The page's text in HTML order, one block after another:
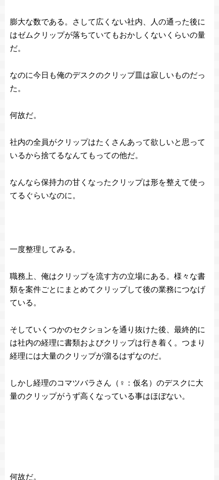
膨大な数である。さして広くない社内、人の通った後に
はゼムクリップが落ちていてもおかしくないくらいの量
だ。
なのに今日も俺のデスクのクリップ皿は寂しいものだっ
た。
何故だ。
社内の全員がクリップはたくさんあって欲しいと思って
いるから捨てるなんてもっての他だ。
なんなら保持力の甘くなったクリップは形を整えて使っ
てるぐらいなのに。
一度整理してみる。
職務上、俺はクリップを流す方の立場にある。様々な書
類を案件ごとにまとめてクリップして後の業務につなげ
ている。
そしていくつかのセクションを通り抜けた後、最終的に
は社内の経理に書類およびクリップは行き着く。つまり
経理には大量のクリップが溜るはずなのだ。
しかし経理のコマツバラさん（♀：仮名）のデスクに大
量のクリップがうず高くなっている事はほぼない。
何故だ。